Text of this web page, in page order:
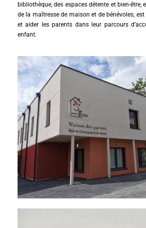
bibliothèque, des espaces détente et bien-être,
de la maîtresse de maison et de bénévoles,
et aider les parents dans leur parcours
enfant.